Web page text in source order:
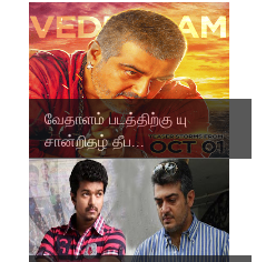
வேதாளம் படத்திற்கு யு
சான்றிதழ் தீப...